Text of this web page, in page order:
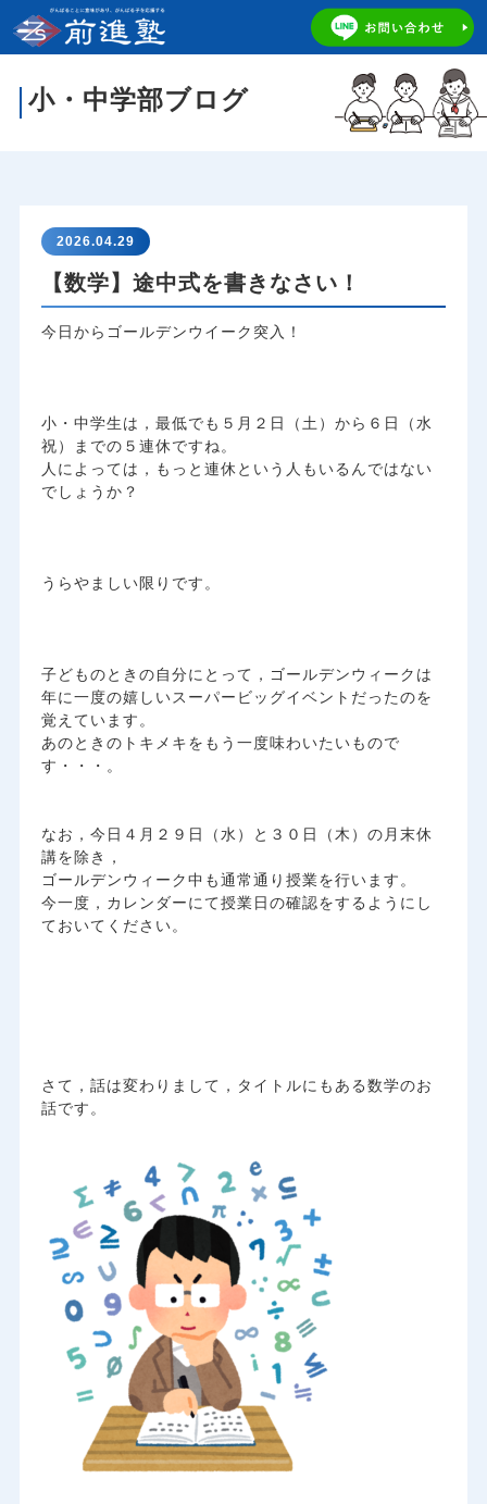
小・中学部ブログ
2026.04.29
【数学】途中式を書きなさい！
今日からゴールデンウイーク突入！
小・中学生は，最低でも５月２日（土）から６日（水
祝）までの５連休ですね。
人によっては，もっと連休という人もいるんではない
でしょうか？
うらやましい限りです。
子どものときの自分にとって，ゴールデンウィークは
年に一度の嬉しいスーパービッグイベントだったのを
覚えています。
あのときのトキメキをもう一度味わいたいもので
す・・・。
なお，今日４月２９日（水）と３０日（木）の月末休
講を除き，
ゴールデンウィーク中も通常通り授業を行います。
今一度，カレンダーにて授業日の確認をするようにし
ておいてください。
さて，話は変わりまして，タイトルにもある数学のお
話です。